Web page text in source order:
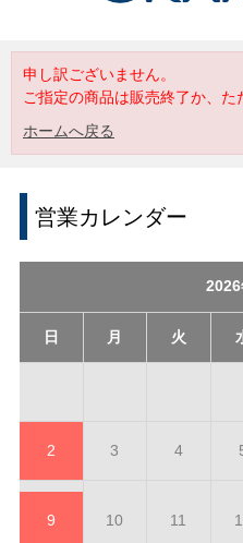
申し訳ございません。
ご指定の商品は販売終了か、た
ホームへ戻る
営業カレンダー
2026
日 月 火
2 3 4
9 10 11